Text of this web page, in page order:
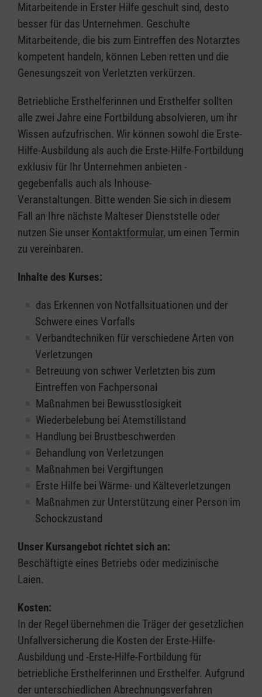
Mitarbeitende in Erster Hilfe geschult sind, desto
besser für das Unternehmen. Geschulte
Mitarbeitende, die bis zum Eintreffen des Notarztes
kompetent handeln, können Leben retten und die
Genesungszeit von Verletzten verkürzen.
Betriebliche Ersthelferinnen und Ersthelfer sollten
alle zwei Jahre eine Fortbildung absolvieren, um ihr
Wissen aufzufrischen. Wir können sowohl die Erste-
Hilfe-Ausbildung als auch die Erste-Hilfe-Fortbildung
exklusiv für Ihr Unternehmen anbieten -
gegebenfalls auch als Inhouse-
Veranstaltungen. Bitte wenden Sie sich in diesem
Fall an Ihre nächste Malteser Dienststelle oder
nutzen Sie unser Kontaktformular, um einen Termin
zu vereinbaren.
Inhalte des Kurses:
das Erkennen von Notfallsituationen und der
Schwere eines Vorfalls
Verbandtechniken für verschiedene Arten von
Verletzungen
Betreuung von schwer Verletzten bis zum
Eintreffen von Fachpersonal
Maßnahmen bei Bewusstlosigkeit
Wiederbelebung bei Atemstillstand
Handlung bei Brustbeschwerden
Behandlung von Verletzungen
Maßnahmen bei Vergiftungen
Erste Hilfe bei Wärme- und Kälteverletzungen
Maßnahmen zur Unterstützung einer Person im
Schockzustand
Unser Kursangebot richtet sich an:
Beschäftigte eines Betriebs oder medizinische
Laien.
Kosten:
In der Regel übernehmen die Träger der gesetzlichen
Unfallversicherung die Kosten der Erste-Hilfe-
Ausbildung und -Erste-Hilfe-Fortbildung für
betriebliche Ersthelferinnen und Ersthelfer. Aufgrund
der unterschiedlichen Abrechnungsverfahren